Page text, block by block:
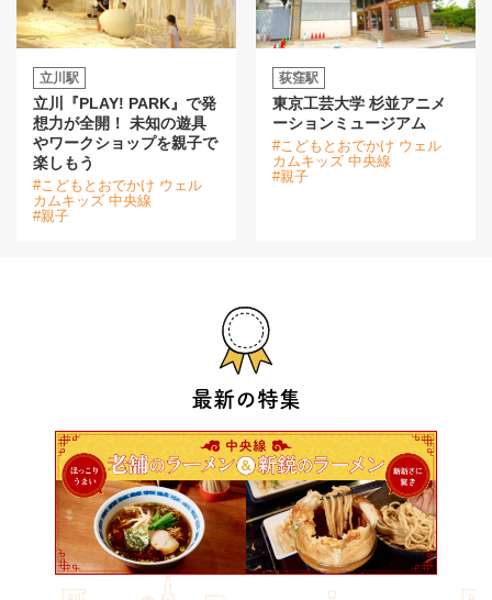
最新の特集
立川駅
立川『PLAY! PARK』で発
想力が全開！ 未知の遊具
やワークショップを親子で
楽しもう
#こどもとおでかけ ウェル
カムキッズ 中央線
#親子
荻窪駅
東京工芸大学 杉並アニメ
ーションミュージアム
#こどもとおでかけ ウェル
カムキッズ 中央線
#親子